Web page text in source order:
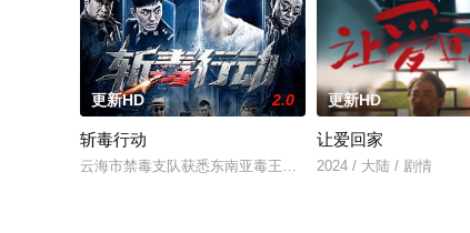
更新HD 2.0
斩毒行动
云海市禁毒支队获悉东南亚毒王廖爷将携600余公斤毒品来云
更新HD
让爱回家
2024 / 大陆 / 剧情